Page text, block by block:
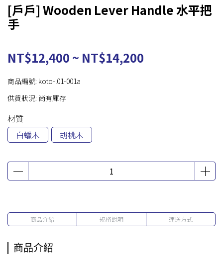
[戶戶] Wooden Lever Handle 水平把
手
NT$12,400 ~ NT$14,200
商品編號: koto-l01-001a
供貨狀況: 尚有庫存
材質
白蠟木
胡桃木
商品介紹 規格說明 運送方式
商品介紹